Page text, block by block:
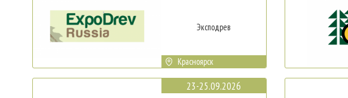
Эксподрев
Красноярск
23-25.09.2026